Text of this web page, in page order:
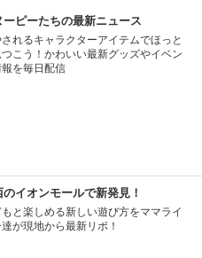
ーピーたちの最新ニュース
れるキャラクターアイテムでほっと
こう！かわいい最新グッズやイベン
報を毎日配信
のイオンモールで新発見！
と楽しめる新しい遊び方をママライ
が現地から最新リポ！